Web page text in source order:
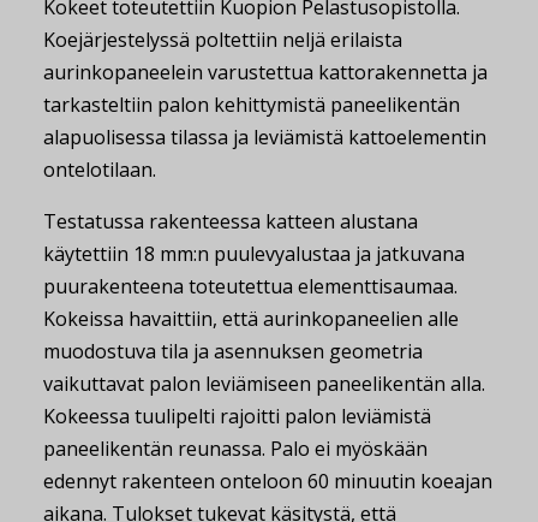
Kokeet toteutettiin Kuopion Pelastusopistolla.
Koejärjestelyssä poltettiin neljä erilaista
aurinkopaneelein varustettua kattorakennetta ja
tarkasteltiin palon kehittymistä paneelikentän
alapuolisessa tilassa ja leviämistä kattoelementin
ontelotilaan.
Testatussa rakenteessa katteen alustana
käytettiin 18 mm:n puulevyalustaa ja jatkuvana
puurakenteena toteutettua elementtisaumaa.
Kokeissa havaittiin, että aurinkopaneelien alle
muodostuva tila ja asennuksen geometria
vaikuttavat palon leviämiseen paneelikentän alla.
Kokeessa tuulipelti rajoitti palon leviämistä
paneelikentän reunassa. Palo ei myöskään
edennyt rakenteen onteloon 60 minuutin koeajan
aikana. Tulokset tukevat käsitystä, että